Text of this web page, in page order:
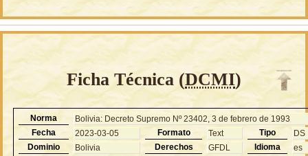
Ficha Técnica (DCMI)
Norma
Bolivia: Decreto Supremo Nº 23402, 3 de febrero de 1993
Fecha
2023-03-05 Formato Text Tipo
DS
Dominio
Bolivia Derechos GFDL Idioma es